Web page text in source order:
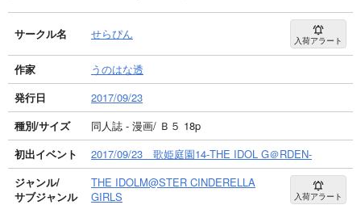
サークル名 せらぴん 入荷アラート
作家
うのはな透
発行日
2017/09/23
種別/サイズ
同人誌 - 漫画/ Ｂ５ 18p
初出イベント
2017/09/23 歌姫庭園14-THE IDOL G＠RDEN-
ジャンル/
サブジャンル
THE IDOLM@STER CINDERELLA
GIRLS
入荷アラート